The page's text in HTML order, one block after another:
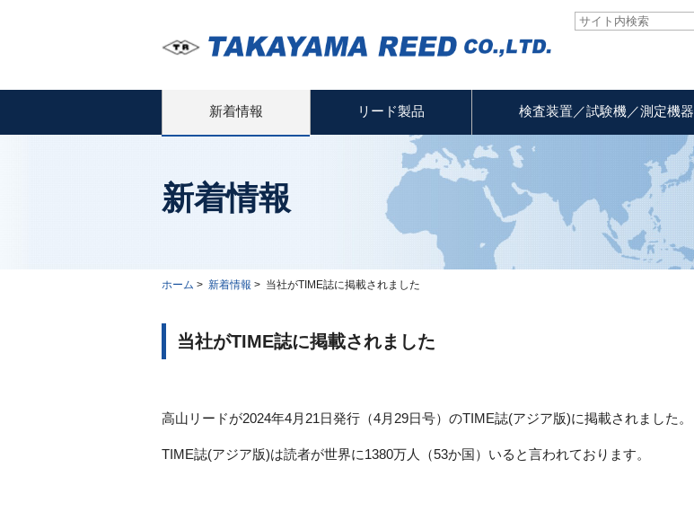
新着情報 リード製品 検査装置／試験機／測定機器
新着情報
ホーム > 新着情報 > 当社がTIME誌に掲載されました
当社がTIME誌に掲載されました
高山リードが2024年4月21日発行（4月29日号）のTIME誌(アジア版)に掲載されました。
TIME誌(アジア版)は読者が世界に1380万人（53か国）いると言われております。